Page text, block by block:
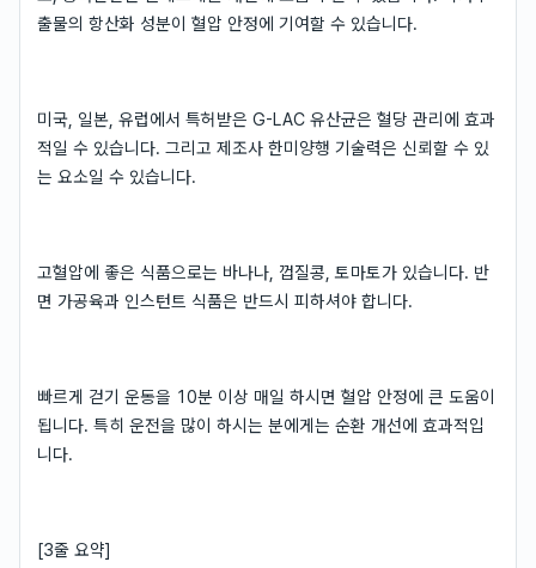
출물의 항산화 성분이 혈압 안정에 기여할 수 있습니다.
미국, 일본, 유럽에서 특허받은 G-LAC 유산균은 혈당 관리에 효과
적일 수 있습니다. 그리고 제조사 한미양행 기술력은 신뢰할 수 있
는 요소일 수 있습니다.
고혈압에 좋은 식품으로는 바나나, 껍질콩, 토마토가 있습니다. 반
면 가공육과 인스턴트 식품은 반드시 피하셔야 합니다.
빠르게 걷기 운동을 10분 이상 매일 하시면 혈압 안정에 큰 도움이
됩니다. 특히 운전을 많이 하시는 분에게는 순환 개선에 효과적입
니다.
[3줄 요약]